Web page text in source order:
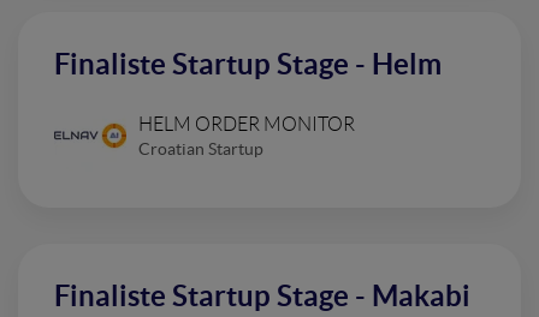
Finaliste Startup Stage - Helm
HELM ORDER MONITOR
Croatian Startup
Finaliste Startup Stage - Makabi